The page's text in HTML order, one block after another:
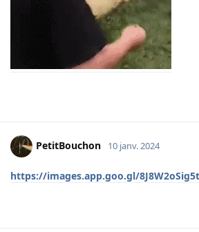
PetitBouchon 10 janv. 2024
https://images.app.goo.gl/